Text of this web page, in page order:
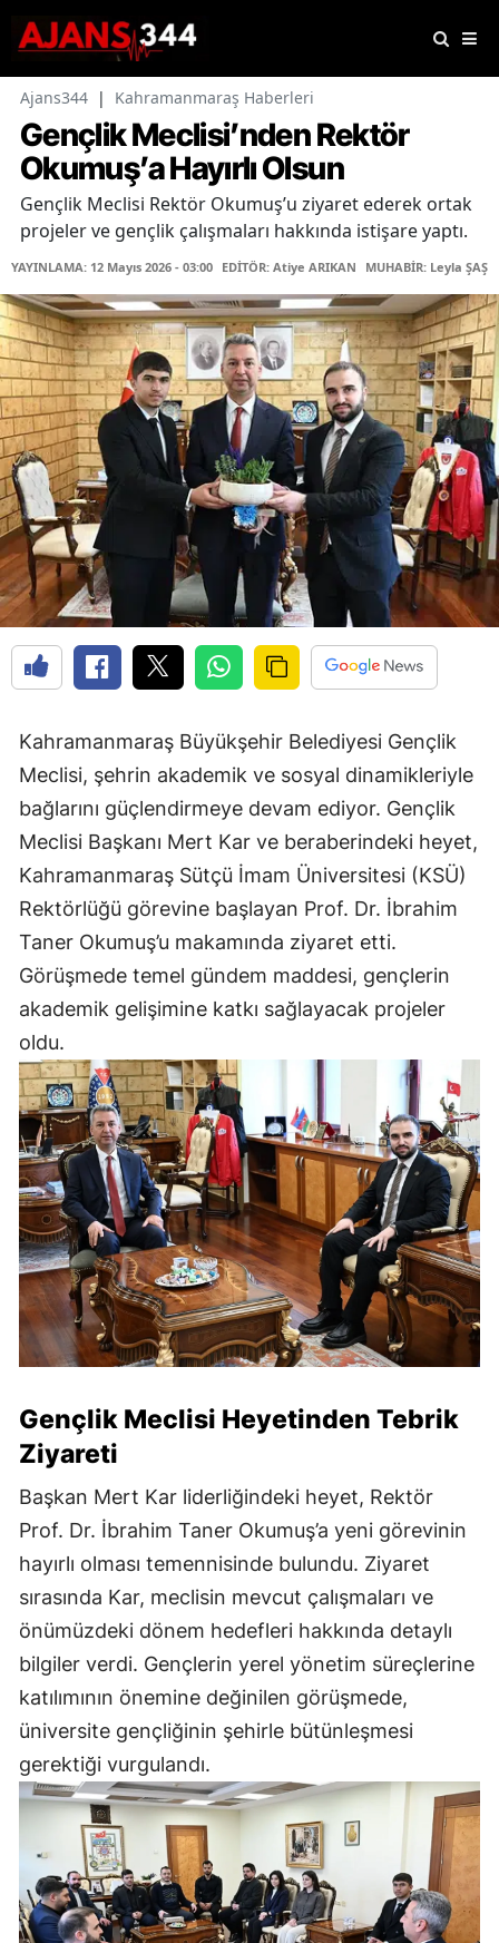
Ajans344 | Kahramanmaraş Haberleri
Gençlik Meclisi’nden Rektör
Okumuş’a Hayırlı Olsun
Gençlik Meclisi Rektör Okumuş’u ziyaret ederek ortak
projeler ve gençlik çalışmaları hakkında istişare yaptı.
YAYINLAMA: 12 Mayıs 2026 - 03:00 EDİTÖR: Atiye ARIKAN MUHABİR: Leyla ŞAŞTI
Kahramanmaraş Büyükşehir Belediyesi Gençlik
Meclisi, şehrin akademik ve sosyal dinamikleriyle
bağlarını güçlendirmeye devam ediyor. Gençlik
Meclisi Başkanı Mert Kar ve beraberindeki heyet,
Kahramanmaraş Sütçü İmam Üniversitesi (KSÜ)
Rektörlüğü görevine başlayan Prof. Dr. İbrahim
Taner Okumuş’u makamında ziyaret etti.
Görüşmede temel gündem maddesi, gençlerin
akademik gelişimine katkı sağlayacak projeler
oldu.
Gençlik Meclisi Heyetinden Tebrik
Ziyareti
Başkan Mert Kar liderliğindeki heyet, Rektör
Prof. Dr. İbrahim Taner Okumuş’a yeni görevinin
hayırlı olması temennisinde bulundu. Ziyaret
sırasında Kar, meclisin mevcut çalışmaları ve
önümüzdeki dönem hedefleri hakkında detaylı
bilgiler verdi. Gençlerin yerel yönetim süreçlerine
katılımının önemine değinilen görüşmede,
üniversite gençliğinin şehirle bütünleşmesi
gerektiği vurgulandı.